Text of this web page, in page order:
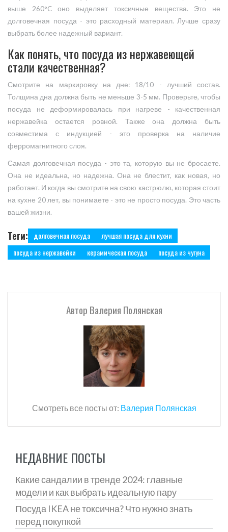
выше 260°C оно выделяет токсичные вещества. Это не
долговечная посуда - это расходный материал. Лучше сразу
выбрать более надежный вариант.
Как понять, что посуда из нержавеющей
стали качественная?
Смотрите на маркировку на дне: 18/10 - лучший состав.
Толщина дна должна быть не меньше 3-5 мм. Проверьте, чтобы
посуда не деформировалась при нагреве - качественная
нержавейка остается ровной. Также она должна быть
совместима с индукцией - это проверка на наличие
ферромагнитного слоя.
Самая долговечная посуда - это та, которую вы не бросаете.
Она не идеальна, но надежна. Она не блестит, как новая, но
работает. И когда вы смотрите на свою кастрюлю, которая стоит
на кухне 20 лет, вы понимаете - это не просто посуда. Это часть
вашей жизни.
Теги: долговечная посуда
лучшая посуда для кухни
посуда из нержавейки
керамическая посуда посуда из чугуна
Автор Валерия Полянская
Смотреть все посты от: Валерия Полянская
НЕДАВНИЕ ПОСТЫ
Какие сандалии в тренде 2024: главные
модели и как выбрать идеальную пару
Посуда IKEA не токсична? Что нужно знать
перед покупкой